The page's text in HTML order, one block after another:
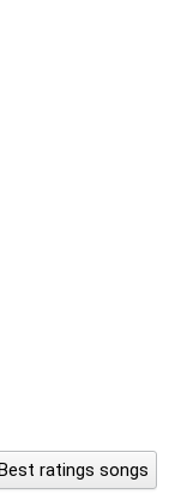
Best ratings songs